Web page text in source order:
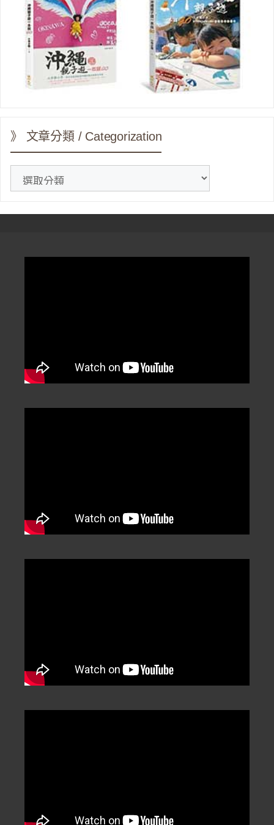
》 文章分類 / Categorization
分